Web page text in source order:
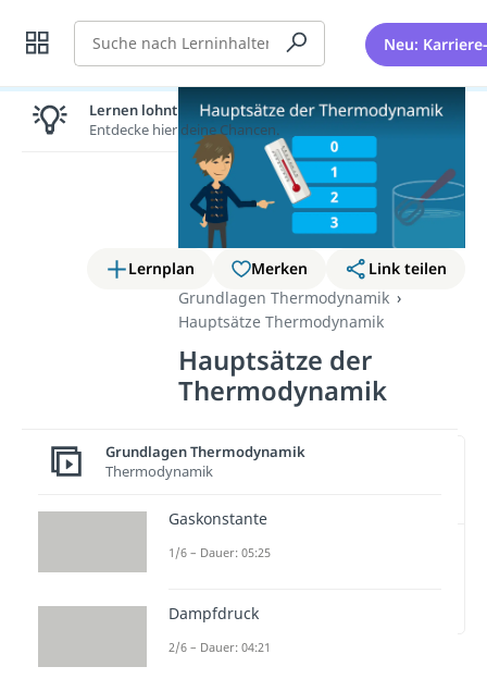
Suche Neu:
Lernplan Merken
Link teilen
Grundlagen Thermodynamik
Hauptsätze Thermodynamik
Hauptsätze der
Thermodynamik
Wichtige Inhalte in diesem
Lernen lohnt sich!
Entdecke hier deine Chancen.
Grundlagen Thermodynamik
Thermodynamik
Gaskonstante
1/6 – Dauer: 05:25
Dampfdruck
2/6 – Dauer: 04:21